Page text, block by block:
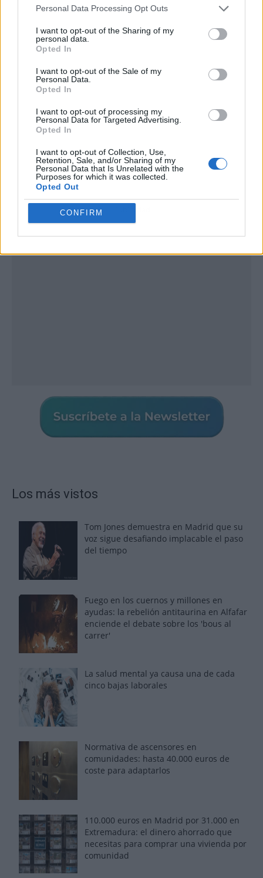
Personal Data Processing Opt Outs
I want to opt-out of the Sharing of my
personal data.
Opted In
I want to opt-out of the Sale of my
Personal Data.
Opted In
I want to opt-out of processing my
Personal Data for Targeted Advertising.
Opted In
I want to opt-out of Collection, Use,
Retention, Sale, and/or Sharing of my
Personal Data that Is Unrelated with the
Purposes for which it was collected.
Opted Out
CONFIRM
Los más vistos
Tom Jones demuestra en Madrid que su
voz sigue desafiando implacable el paso
del tiempo
Fuego en los cuernos y millones en
ayudas: la rebelión antitaurina en Alfafar
enciende el debate sobre los 'bous al
carrer'
La salud mental ya causa una de cada
cinco bajas laborales
Normativa de ascensores en
comunidades: hasta 40.000 euros de
coste para adaptarlos
110.000 euros en Madrid por 31.000 en
Extremadura: el dinero ahorrado que
necesitas para comprar una vivienda por
comunidad